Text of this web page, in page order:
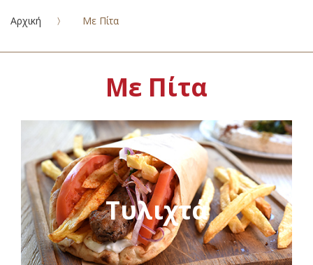
Αρχική Με Πίτα
Με Πίτα
Τυλιχτά